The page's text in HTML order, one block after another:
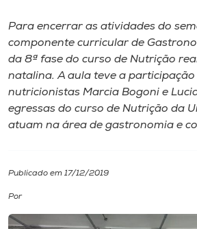
Portal de Ensino
A
Internacionalização
Para encerrar as atividades do
componente curricular de
da 8ª fase do curso de Nutrição
natalina. A aula teve a participação
nutricionistas Marcia Bogoni e
egressas do curso de Nutrição da
atuam na área de gastronomia e
Publicado em 17/12/2019
Por